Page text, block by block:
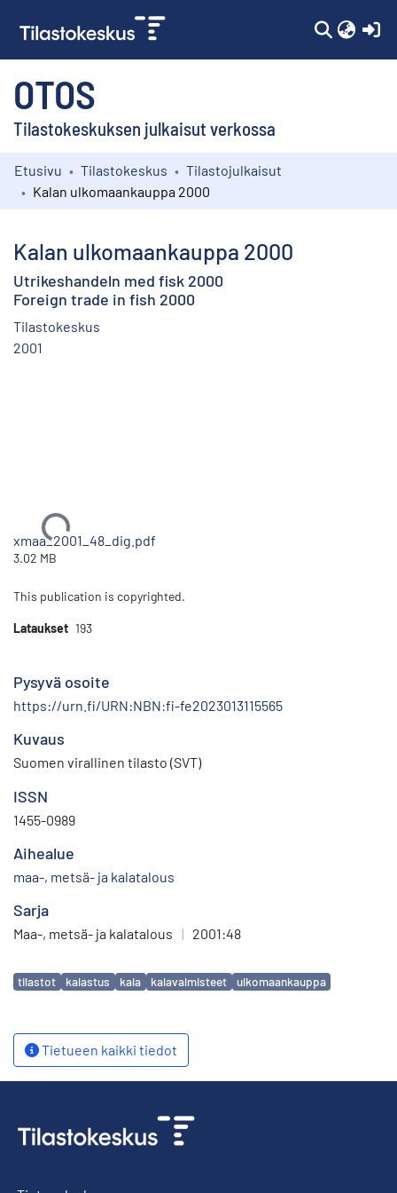
OTOS
Tilastokeskuksen julkaisut verkossa
Kokoelmat
Etusivu Tilastokeskus
Tilastojulkaisut
Kalan ulkomaankauppa 2000
Kalan ulkomaankauppa 2000
Utrikeshandeln med fisk 2000
Foreign trade in fish 2000
Tilastokeskus
2001
Ladataan...
xmaa_2001_48_dig.pdf
3.02 MB
This publication is copyrighted.
Lataukset 193
Pysyvä osoite
https://urn.fi/URN:NBN:fi-fe2023013115565
Kuvaus
Suomen virallinen tilasto (SVT)
ISSN
1455-0989
Aihealue
maa-, metsä- ja kalatalous
Sarja
Maa-, metsä- ja kalatalous | 2001:48
Avainsanat
tilastot kalastus kala kalavalmisteet ulkomaankauppa
Tietueen kaikki tiedot